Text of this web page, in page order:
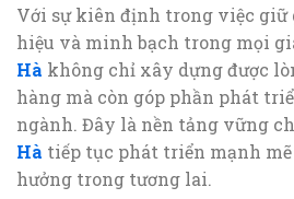
Với sự kiên định trong việc
hiệu và minh bạch trong mọi
Hà không chỉ xây dựng được
hàng mà còn góp phần phát
ngành. Đây là nền tảng vững
Hà tiếp tục phát triển mạnh
hưởng trong tương lai.